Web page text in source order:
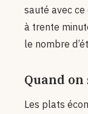
sauté avec
à trente
le nombre
Quand
Les plats